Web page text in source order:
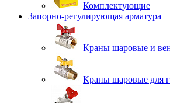
Комплектующие
Запорно-регулирующая арматура
Краны шаровые и
Краны шаровые для